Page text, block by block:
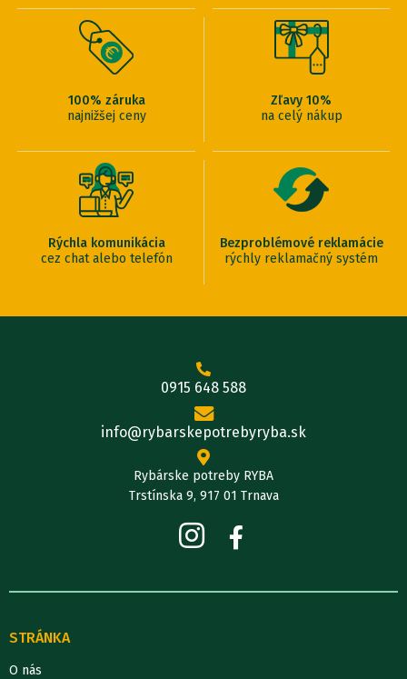
100% záruka
najnižšej ceny
Zľavy 10%
na celý nákup
Rýchla komunikácia
cez chat alebo telefón
Bezproblémové reklamácie
rýchly reklamačný systém
0915 648 588
info@rybarskepotrebyryba.sk
Rybárske potreby RYBA
Trstínska 9, 917 01 Trnava
STRÁNKA
O nás